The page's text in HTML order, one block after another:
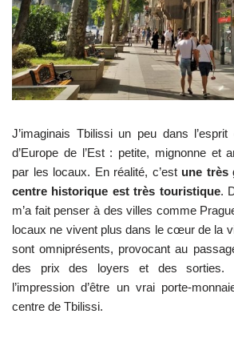
J’imaginais Tbilissi un peu dans
d’Europe de l’Est : petite, mignonne et
par les locaux. En réalité, c’est une très
centre historique est très touristique.
m’a fait penser à des villes comme
locaux ne vivent plus dans le cœur de la
sont omniprésents, provocant au
des prix des loyers et des sorties.
l’impression d’être un vrai porte-
centre de Tbilissi.